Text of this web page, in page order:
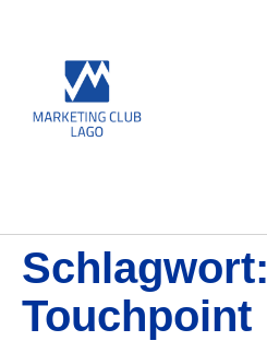
Schlagwort:
Touchpoint